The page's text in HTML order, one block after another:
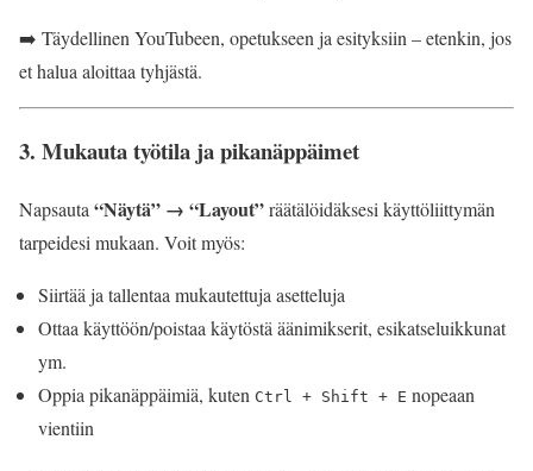
➡️ Täydellinen YouTubeen, opetukseen ja esityksiin – etenkin, jos
et halua aloittaa tyhjästä.
3. Mukauta työtila ja pikanäppäimet
Napsauta “Näytä” → “Layout”räätälöidäksesi käyttöliittymän
tarpeidesi mukaan. Voit myös:
Siirtää ja tallentaa mukautettuja asetteluja
Ottaa käyttöön/poistaa käytöstä äänimikserit, esikatseluikkunat
ym.
Oppia pikanäppäimiä, kuten Ctrl + Shift + E nopeaan
vientiin